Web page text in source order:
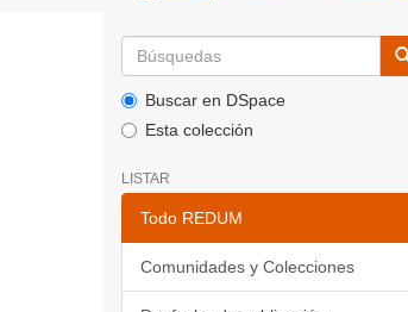
Buscar en DSpace
Esta colección
LISTAR
Todo REDUM
Comunidades y Colecciones